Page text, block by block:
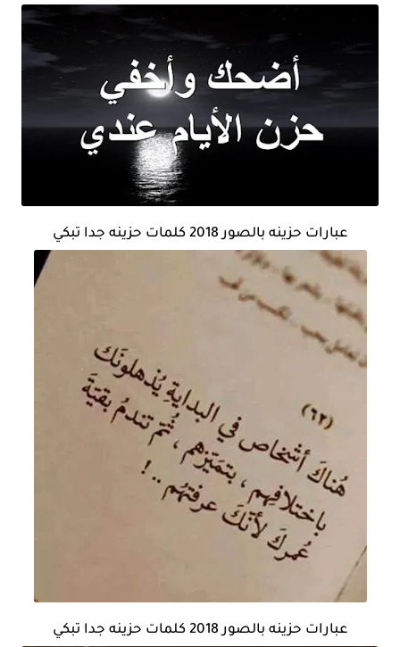
عبارات حزينه بالصور 2018 كلمات حزينه جدا تبكي
عبارات حزينه بالصور 2018 كلمات حزينه جدا تبكي